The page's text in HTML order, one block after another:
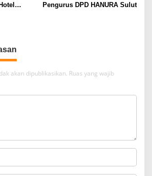
Pengurus DPD HANURA Sulut
akan dipublikasikan. Ruas yang wajib